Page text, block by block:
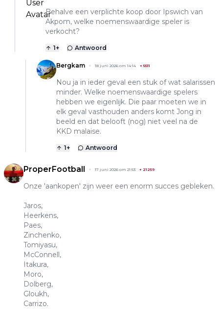
Behalve een verplichte koop door Ipswich van
Akpom, welke noemenswaardige speler is
verkocht?
1+ Antwoord
Bergkam 18 juni 2026 om 14:14 +5511
Nou ja in ieder geval een stuk of wat salarissen
minder. Welke noemenswaardige spelers
hebben we eigenlijk. Die paar moeten we in
elk geval vasthouden anders komt Jong in
beeld en dat belooft (nog) niet veel na de
KKD malaise.
1+ Antwoord
ProperFootball 17 juni 2026 om 21:53 + 21259
Onze 'aankopen' zijn weer een enorm succes gebleken.
Jaros,
Heerkens,
Paes,
Zinchenko,
Tomiyasu,
McConnell,
Itakura,
Moro,
Dolberg,
Gloukh,
Carrizo.